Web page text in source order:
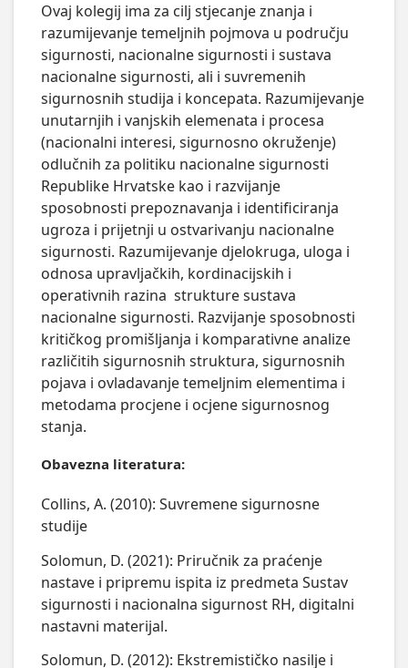
Ovaj kolegij ima za cilj stjecanje znanja i
razumijevanje temeljnih pojmova u području
sigurnosti, nacionalne sigurnosti i sustava
nacionalne sigurnosti, ali i suvremenih
sigurnosnih studija i koncepata. Razumijevanje
unutarnjih i vanjskih elemenata i procesa
(nacionalni interesi, sigurnosno okruženje)
odlučnih za politiku nacionalne sigurnosti
Republike Hrvatske kao i razvijanje
sposobnosti prepoznavanja i identificiranja
ugroza i prijetnji u ostvarivanju nacionalne
sigurnosti. Razumijevanje djelokruga, uloga i
odnosa upravljačkih, kordinacijskih i
operativnih razina  strukture sustava
nacionalne sigurnosti. Razvijanje sposobnosti
kritičkog promišljanja i komparativne analize
različitih sigurnosnih struktura, sigurnosnih
pojava i ovladavanje temeljnim elementima i
metodama procjene i ocjene sigurnosnog
stanja.
Obavezna literatura:
Collins, A. (2010): Suvremene sigurnosne
studije
Solomun, D. (2021): Priručnik za praćenje
nastave i pripremu ispita iz predmeta Sustav
sigurnosti i nacionalna sigurnost RH, digitalni
nastavni materijal.
Solomun, D. (2012): Ekstremističko nasilje i